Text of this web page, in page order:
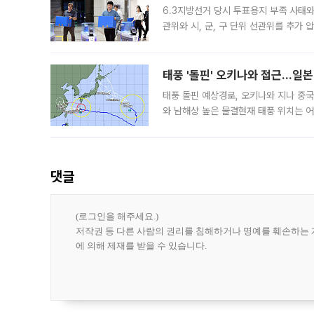
6.3지방선거 당시 투표용지 부족 사태
관위와 시, 군, 구 단위 선관위를 추가
태풍 '돌핀' 오키나와 접근…일
태풍 돌핀 예상경로, 오키나와 지나 중
와 남해상 높은 물결현재 태풍 위치는
댓글